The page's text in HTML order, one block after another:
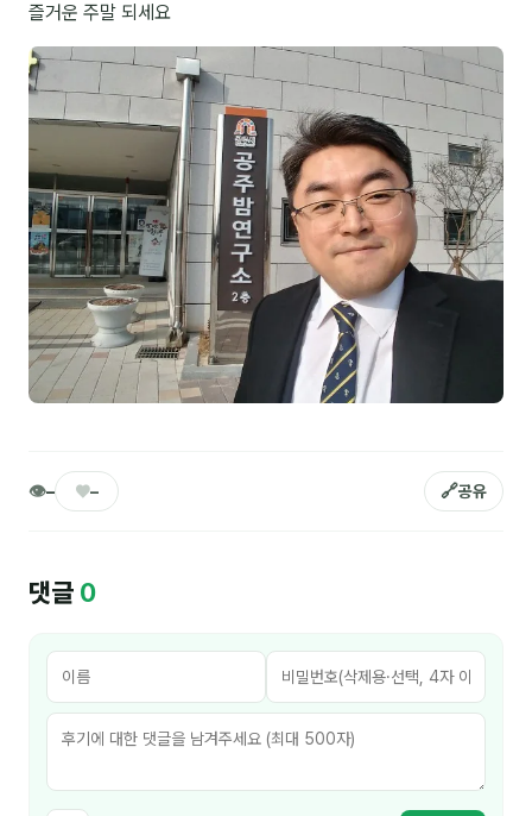
온라인강의
📈 B2B 마케팅 3
2
🧭 기획·전략
강사
김종혁
구자룡
김의중
김지혜
김휘
노준영
Maria
민광동
즐거운 주말 되세요
👁– ♥– 🔗공유
댓글 0